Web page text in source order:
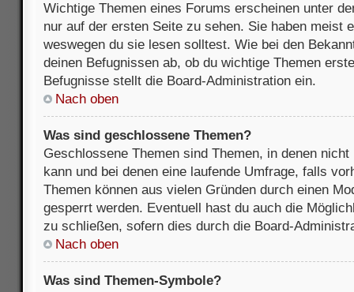
Wichtige Themen eines Forums erscheinen unter
nur auf der ersten Seite zu sehen. Sie haben meist
weswegen du sie lesen solltest. Wie bei den
deinen Befugnissen ab, ob du wichtige Themen
Befugnisse stellt die Board-Administration ein.
Nach oben
Was sind geschlossene Themen?
Geschlossene Themen sind Themen, in denen
kann und bei denen eine laufende Umfrage, falls
Themen können aus vielen Gründen durch einen
gesperrt werden. Eventuell hast du auch die
zu schließen, sofern dies durch die Board-
Nach oben
Was sind Themen-Symbole?